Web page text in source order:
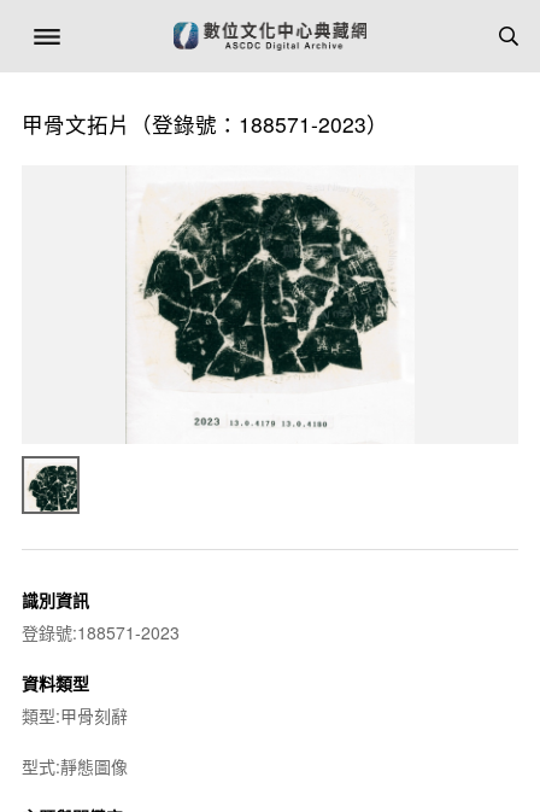
甲骨文拓片（登錄號：188571-2023）
識別資訊
登錄號:188571-2023
資料類型
類型:甲骨刻辭
型式:靜態圖像